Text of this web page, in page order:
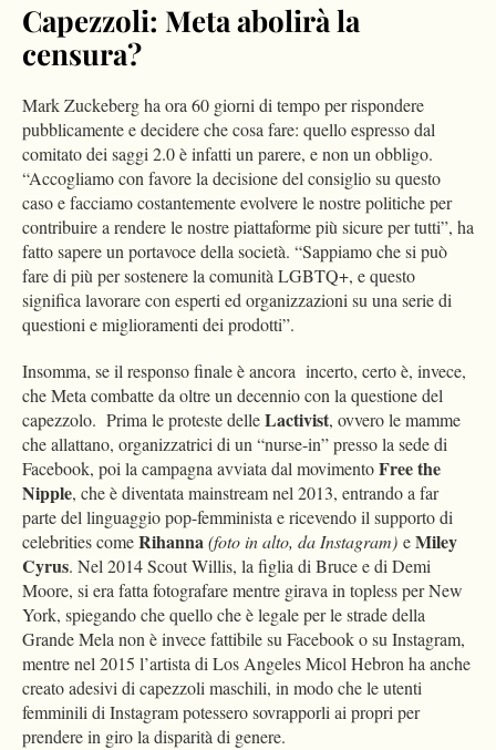
Capezzoli: Meta abolirà la
censura?
Mark Zuckeberg ha ora 60 giorni di tempo per rispondere
pubblicamente e decidere che cosa fare: quello espresso dal
comitato dei saggi 2.0 è infatti un parere, e non un obbligo.
“Accogliamo con favore la decisione del consiglio su questo
caso e facciamo costantemente evolvere le nostre politiche per
contribuire a rendere le nostre piattaforme più sicure per tutti”, ha
fatto sapere un portavoce della società. “Sappiamo che si può
fare di più per sostenere la comunità LGBTQ+, e questo
significa lavorare con esperti ed organizzazioni su una serie di
questioni e miglioramenti dei prodotti”.
Insomma, se il responso finale è ancora incerto, certo è, invece,
che Meta combatte da oltre un decennio con la questione del
capezzolo. Prima le proteste delleLactivist, ovvero le mamme
che allattano, organizzatrici di un “nurse-in” presso la sede di
Facebook, poi la campagna avviata dal movimentoFree the
Nipple, che è diventata mainstream nel 2013, entrando a far
parte del linguaggio pop-femminista e ricevendo il supporto di
celebrities comeRihanna(foto in alto, da Instagram) eMiley
Cyrus. Nel 2014 Scout Willis, la figlia di Bruce e di Demi
Moore, si era fatta fotografare mentre girava in topless per New
York, spiegando che quello che è legale per le strade della
Grande Mela non è invece fattibile su Facebook o su Instagram,
mentre nel 2015 l’artista di Los Angeles Micol Hebron ha anche
creato adesivi di capezzoli maschili, in modo che le utenti
femminili di Instagram potessero sovrapporli ai propri per
prendere in giro la disparità di genere.